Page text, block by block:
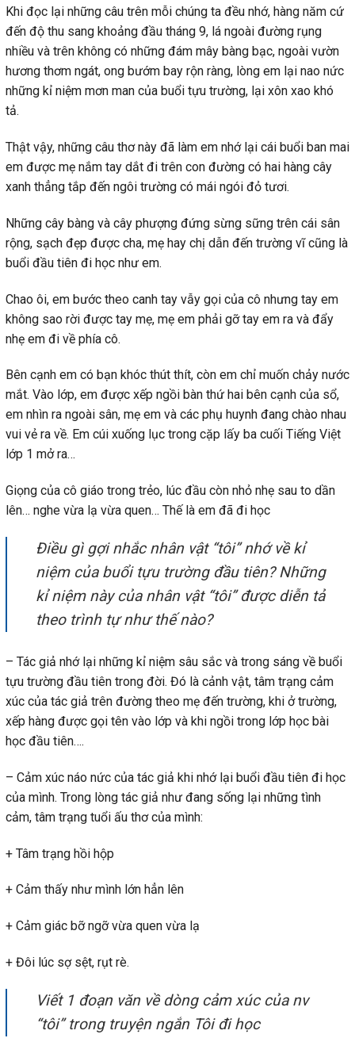
Khi đọc lại những câu trên mỗi chúng ta đều nhớ, hàng năm cứ
đến độ thu sang khoảng đầu tháng 9, lá ngoài đường rụng
nhiều và trên không có những đám mây bàng bạc, ngoài vườn
hương thơm ngát, ong bướm bay rộn ràng, lòng em lại nao nức
những kỉ niệm mơn man của buổi tựu trường, lại xôn xao khó
tả.
Thật vậy, những câu thơ này đã làm em nhớ lại cái buổi ban mai
em được mẹ nắm tay dắt đi trên con đường có hai hàng cây
xanh thẳng tắp đến ngôi trường có mái ngói đỏ tươi.
Những cây bàng và cây phượng đứng sừng sững trên cái sân
rộng, sạch đẹp được cha, mẹ hay chị dẫn đến trường vĩ cũng là
buổi đầu tiên đi học như em.
Chao ôi, em bước theo canh tay vẫy gọi của cô nhưng tay em
không sao rời được tay mẹ, mẹ em phải gỡ tay em ra và đẩy
nhẹ em đi về phía cô.
Bên cạnh em có bạn khóc thút thít, còn em chỉ muốn chảy nước
mắt. Vào lớp, em được xếp ngồi bàn thứ hai bên cạnh của sổ,
em nhìn ra ngoài sân, mẹ em và các phụ huynh đang chào nhau
vui vẻ ra về. Em cúi xuống lục trong cặp lấy ba cuối Tiếng Việt
lớp 1 mở ra…
Giọng của cô giáo trong trẻo, lúc đầu còn nhỏ nhẹ sau to dần
lên… nghe vừa lạ vừa quen… Thế là em đã đi học
Điều gì gợi nhắc nhân vật “tôi” nhớ về kỉ
niệm của buổi tựu trường đầu tiên? Những
kỉ niệm này của nhân vật “tôi” được diễn tả
theo trình tự như thế nào?
– Tác giả nhớ lại những kỉ niệm sâu sắc và trong sáng về buổi
tựu trường đầu tiên trong đời. Đó là cảnh vật, tâm trạng cảm
xúc của tác giả trên đường theo mẹ đến trường, khi ở trường,
xếp hàng được gọi tên vào lớp và khi ngồi trong lớp học bài
học đầu tiên….
– Cảm xúc náo nức của tác giả khi nhớ lại buổi đầu tiên đi học
của mình. Trong lòng tác giả như đang sống lại những tình
cảm, tâm trạng tuổi ấu thơ của mình:
+ Tâm trạng hồi hộp
+ Cảm thấy như mình lớn hẳn lên
+ Cảm giác bỡ ngỡ vừa quen vừa lạ
+ Đôi lúc sợ sệt, rụt rè.
Viết 1 đoạn văn về dòng cảm xúc của nv
“tôi” trong truyện ngắn Tôi đi học